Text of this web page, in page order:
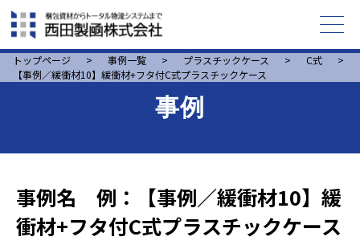
事例
トップページ > 事例一覧 > プラスチックケース > C式
>
【事例／緩衝材10】緩衝材+フタ付C式プラスチックケース
事例名 例：【事例／緩衝材10】緩
衝材+フタ付C式プラスチックケース